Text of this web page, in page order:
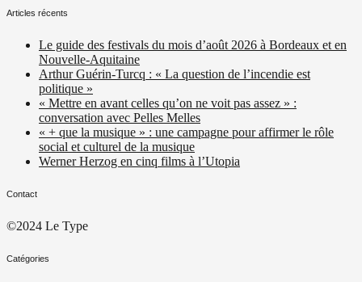
Articles récents
Le guide des festivals du mois d’août 2026 à Bordeaux et en
Nouvelle-Aquitaine
Arthur Guérin-Turcq : « La question de l’incendie est
politique »
« Mettre en avant celles qu’on ne voit pas assez » :
conversation avec Pelles Melles
« + que la musique » : une campagne pour affirmer le rôle
social et culturel de la musique
Werner Herzog en cinq films à l’Utopia
Contact
©2024 Le Type
Catégories